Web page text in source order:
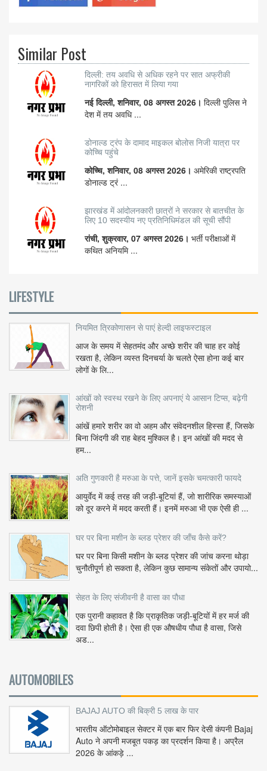
Similar Post
दिल्ली: तय अवधि से अधिक रहने पर सात अफ्रीकी
नागरिकों को हिरासत में लिया गया
नई दिल्ली, शनिवार, 08 अगस्त 2026। दिल्ली पुलिस ने
देश में तय अवधि ...
डोनाल्ड ट्रंप के दामाद माइकल बोलोस निजी यात्रा पर
कोच्चि पहुंचे
कोच्चि, शनिवार, 08 अगस्त 2026। अमेरिकी राष्ट्रपति
डोनाल्ड ट्रं ...
झारखंड में आंदोलनकारी छात्रों ने सरकार से बातचीत के
लिए 10 सदस्यीय नए प्रतिनिधिमंडल की सूची सौंपी
रांची, शुक्रवार, 07 अगस्त 2026। भर्ती परीक्षाओं में
कथित अनियमि ...
LIFESTYLE
नियमित त्रिकोणासन से पाएं हेल्दी लाइफस्टाइल
आज के समय में सेहतमंद और अच्छे शरीर की चाह हर कोई
रखता है, लेकिन व्यस्त दिनचर्या के चलते ऐसा होना कई बार
लोगों के लि...
आंखों को स्वस्थ रखने के लिए अपनाएं ये आसान टिप्स, बढ़ेगी
रोशनी
आंखें हमारे शरीर का वो अहम और संवेदनशील हिस्सा हैं, जिसके
बिना जिंदगी की राह बेहद मुश्किल है। इन आंखों की मदद से
हम...
अति गुणकारी है मरुआ के पत्ते, जानें इसके चमत्कारी फायदे
आयुर्वेद में कई तरह की जड़ी-बूटियां हैं, जो शारीरिक समस्याओं
को दूर करने में मदद करती हैं। इनमें मरुआ भी एक ऐसी ही ...
घर पर बिना मशीन के ब्लड प्रेशर की जाँच कैसे करें?
घर पर बिना किसी मशीन के ब्लड प्रेशर की जांच करना थोड़ा
चुनौतीपूर्ण हो सकता है, लेकिन कुछ सामान्य संकेतों और उपायो...
सेहत के लिए संजीवनी है वासा का पौधा
एक पुरानी कहावत है कि प्राकृतिक जड़ी-बूटियों में हर मर्ज की
दवा छिपी होती है। ऐसा ही एक औषधीय पौधा है वासा, जिसे
अड...
AUTOMOBILES
BAJAJ AUTO की बिक्री 5 लाख के पार
भारतीय ऑटोमोबाइल सेक्टर में एक बार फिर देसी कंपनी Bajaj
Auto ने अपनी मजबूत पकड़ का प्रदर्शन किया है। अप्रैल
2026 के आंकड़े ...